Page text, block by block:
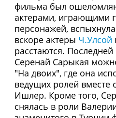
фильма был
актерами, играющими
персонажей,
вскоре актеры Ч.Улсой
расстаются.
Серенай Сарыкая
"На двоих", где она
ведущих ролей вместе
Ишлер. Кроме того,
снялась в роли